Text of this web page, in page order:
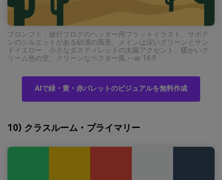
プロンプト：旅行ブログのヘッダー用フラットイラスト、サボテ
ンのシルエットがある砂漠の風景。メインは深いグリーンとサン
ドイエロー、小さなダスティレッドの太陽アクセント、暖かいク
リーム色の空、クリーンなベクター風 --ar 16:9
AIで緑・黄・赤パレットのビジュアルを無料作成
10) クラスルーム・プライマリー